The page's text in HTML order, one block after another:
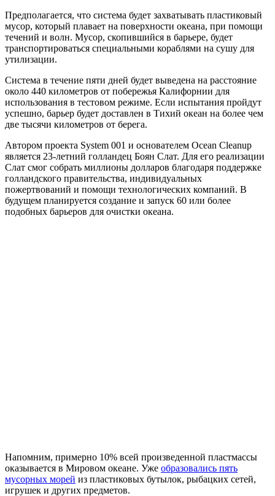
Предполагается, что система будет захватывать пластиковый
мусор, который плавает на поверхности океана, при помощи
течений и волн. Мусор, скопившийся в барьере, будет
транспортироваться специальными кораблями на сушу для
утилизации.
Система в течение пяти дней будет выведена на расстояние
около 440 километров от побережья Калифорнии для
использования в тестовом режиме. Если испытания пройдут
успешно, барьер будет доставлен в Тихий океан на более чем
две тысячи километров от берега.
Автором проекта System 001 и основателем Ocean Cleanup
является 23-летний голландец Боян Слат. Для его реализации
Слат смог собрать миллионы долларов благодаря поддержке
голландского правительства, индивидуальных
пожертвований и помощи технологических компаний. В
будущем планируется создание и запуск 60 или более
подобных барьеров для очистки океана.
Напомним, примерно 10% всей произведенной пластмассы
оказывается в Мировом океане. Уже образовались пять
мусорных морей из пластиковых бутылок, рыбацких сетей,
игрушек и других предметов.